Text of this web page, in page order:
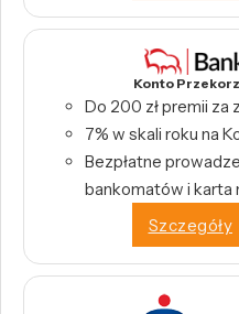
Konto
Do 200 zł premii za
7% w skali roku na
Bezpłatne
bankomatów i karta
Szczegóły